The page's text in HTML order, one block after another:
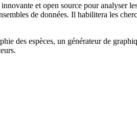
et open source pour analyser
de données. Il habilitera les
des espèces, un générateur de